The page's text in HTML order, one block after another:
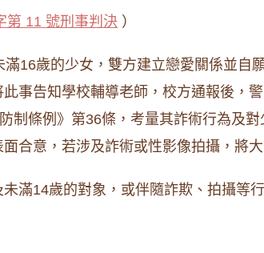
第 11 號刑事判決 ）
16歲的少女，雙方建立戀愛關係並自
事告知學校輔導老師，校方通報後，
制條例》第36條，考量其詐術行為及
合意，若涉及詐術或性影像拍攝，將大
滿14歲的對象，或伴隨詐欺、拍攝等